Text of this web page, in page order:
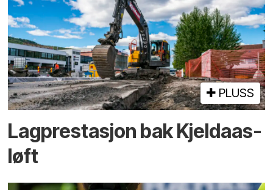
PLUSS
Lagprestasjon bak Kjeldaas-
løft